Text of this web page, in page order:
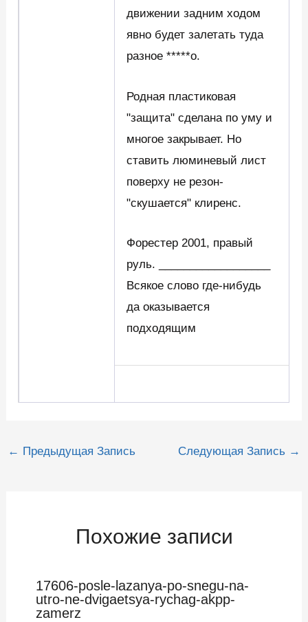
движении задним ходом
явно будет залетать туда
разное *****о.
Родная пластиковая
"защита" сделана по уму и
многое закрывает. Но
ставить люминевый лист
поверху не резон-
"скушается" клиренс.
Форестер 2001, правый
руль. __________________
Всякое слово где-нибудь
да оказывается
подходящим
Навигация
← Предыдущая Запись Следующая Запись →
Похожие записи
17606-posle-lazanya-po-snegu-na-
utro-ne-dvigaetsya-rychag-akpp-
zamerz